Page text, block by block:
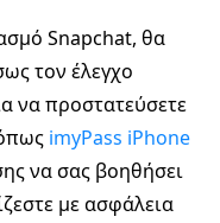
Snapchat, θα
τον έλεγχο
να προστατεύσετε
imyPass iPhone
να σας βοηθήσει
με ασφάλεια